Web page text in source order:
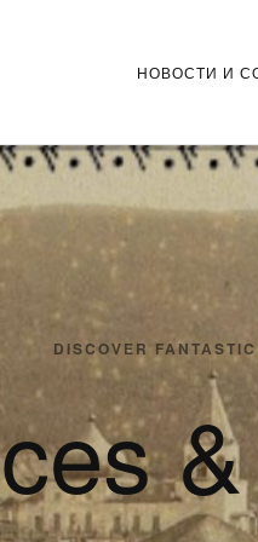
НОВОСТИ И
DISCOVER